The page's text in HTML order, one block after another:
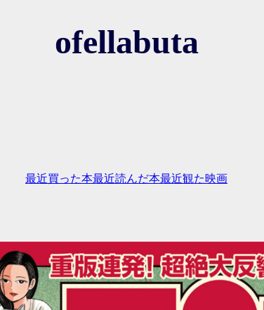
ofellabuta
最近買った本最近読んだ本最近観た映画